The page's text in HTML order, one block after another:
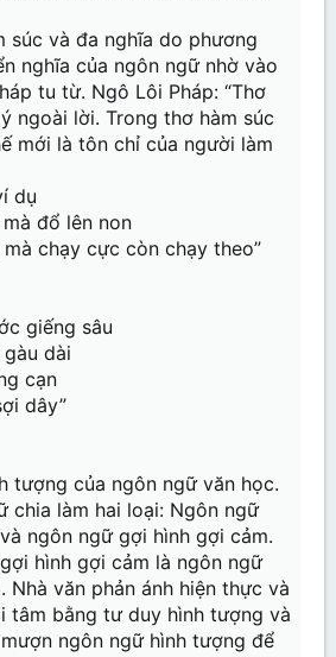
súc và đa nghĩa do phương
nghĩa của ngôn ngữ nhờ vào
tu từ. Ngô Lôi Pháp: “Thơ
ngoài lời. Trong thơ hàm súc
mới là tôn chỉ của người làm
dụ
mà đổ lên non
chạy cực còn chạy theo”
giếng sâu
dài
cạn
dây”
tượng của ngôn ngữ văn học.
chia làm hai loại: Ngôn ngữ
ngôn ngữ gợi hình gợi cảm.
hình gợi cảm là ngôn ngữ
Nhà văn phản ánh hiện thực và
tâm bằng tư duy hình tượng và
ngôn ngữ hình tượng để